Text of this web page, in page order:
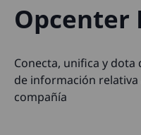
Opcenter
Conecta, unifica y
de información
compañía